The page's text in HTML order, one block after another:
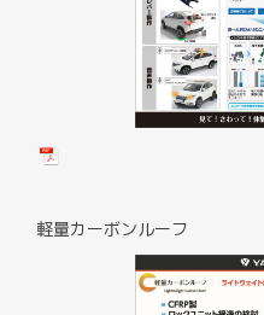
軽量カーボンルーフ